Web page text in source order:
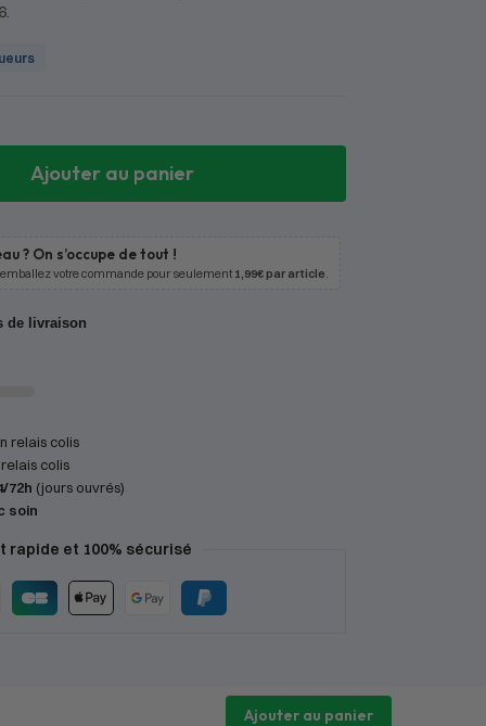
Ajouter au panier
? On s’occupe de tout !
votre commande pour seulement 1,99€ par article.
de livraison
relais colis
colis
72h (jours ouvrés)
soin
rapide et 100% sécurisé
Ajouter au panier